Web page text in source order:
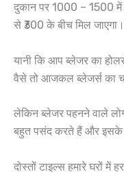
दुकान पर 1000 – 1500 में
से ₹300 के बीच मिल जाएगा।
यानी कि आप ब्लेजर का
वैसे तो आजकल ब्लेजर्स का
लेकिन ब्लेजर पहनने वाले
बहुत पसंद करते हैं और इसके
दोस्तों टाइल्स हमारे घरों